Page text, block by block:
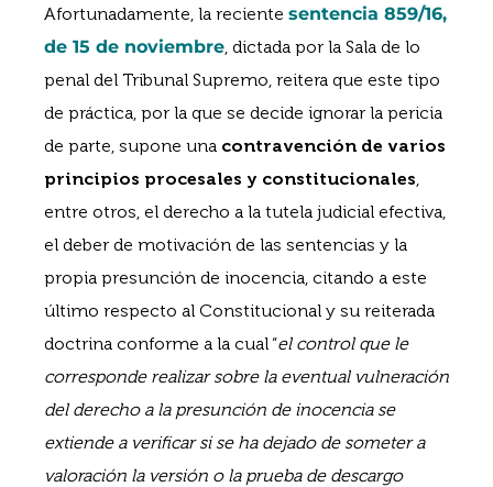
Afortunadamente, la reciente sentencia 859/16,
de 15 de noviembre , dictada por la Sala de lo
penal del Tribunal Supremo, reitera que este tipo
de práctica, por la que se decide ignorar la pericia
de parte, supone una contravención de varios
principios procesales y constitucionales
entre otros, el derecho a la tutela judicial efectiva,
el deber de motivación de las sentencias y la
propia presunción de inocencia, citando a este
último respecto al Constitucional y su reiterada
doctrina conforme a la cual “el control que le
corresponde realizar sobre la eventual vulneración
del derecho a la presunción de inocencia se
extiende a verificar si se ha dejado de someter a
valoración la versión o la prueba de descargo